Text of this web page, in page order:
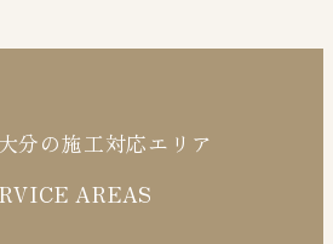
分の施工対応エリア
AREAS